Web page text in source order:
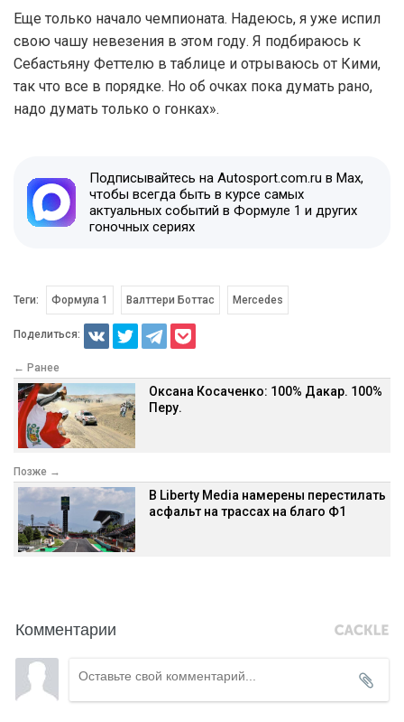
Еще только начало чемпионата. Надеюсь, я уже испил
свою чашу невезения в этом году. Я подбираюсь к
Себастьяну Феттелю в таблице и отрываюсь от Кими,
так что все в порядке. Но об очках пока думать рано,
надо думать только о гонках».
Подписывайтесь на Autosport.com.ru в Max,
чтобы всегда быть в курсе самых
актуальных событий в Формуле 1 и других
гоночных сериях
Теги: Формула 1 Валттери Боттас Mercedes
Поделиться:
← Ранее
Оксана Косаченко: 100% Дакар. 100%
Перу.
Позже →
В Liberty Media намерены перестилать
асфальт на трассах на благо Ф1
Комментарии